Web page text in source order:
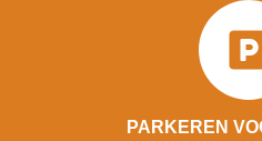
PARKEREN